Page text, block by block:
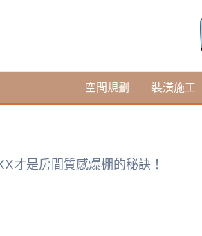
空間規劃 裝潢施工
才是房間質感爆棚的秘訣！